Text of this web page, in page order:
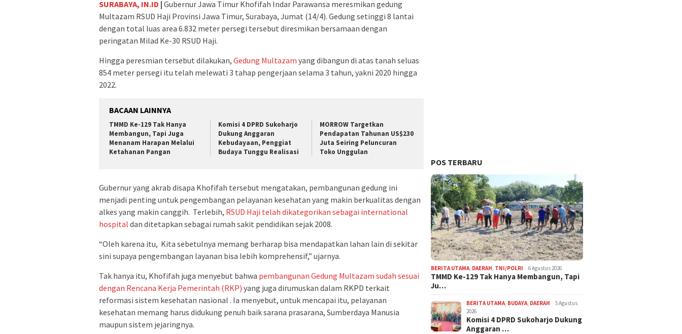
SURABAYA, IN.ID | Gubernur Jawa Timur Khofifah Indar Parawansa meresmikan gedung
Multazam RSUD Haji Provinsi Jawa Timur, Surabaya, Jumat (14/4). Gedung setinggi 8 lantai
dengan total luas area 6.832 meter persegi tersebut diresmikan bersamaan dengan
peringatan Milad Ke-30 RSUD Haji.
Hingga peresmian tersebut dilakukan, Gedung Multazam yang dibangun di atas tanah seluas
854 meter persegi itu telah melewati 3 tahap pengerjaan selama 3 tahun, yakni 2020 hingga
2022.
BACAAN LAINNYA
TMMD Ke-129 Tak Hanya
Membangun, Tapi Juga
Menanam Harapan Melalui
Ketahanan Pangan
Komisi 4 DPRD Sukoharjo
Dukung Anggaran
Kebudayaan, Penggiat
Budaya Tunggu Realisasi
MORROW Targetkan
Pendapatan Tahunan US$230
Juta Seiring Peluncuran
Toko Unggulan
Gubernur yang akrab disapa Khofifah tersebut mengatakan, pembangunan gedung ini
menjadi penting untuk pengembangan pelayanan kesehatan yang makin berkualitas dengan
alkes yang makin canggih. Terlebih, RSUD Haji telah dikategorikan sebagai international
hospital dan ditetapkan sebagai rumah sakit pendidikan sejak 2008.
“Oleh karena itu, Kita sebetulnya memang berharap bisa mendapatkan lahan lain di sekitar
sini supaya pengembangan layanan bisa lebih komprehensif,” ujarnya.
Tak hanya itu, Khofifah juga menyebut bahwa pembangunan Gedung Multazam sudah sesuai
dengan Rencana Kerja Pemerintah (RKP) yang juga dirumuskan dalam RKPD terkait
reformasi sistem kesehatan nasional . Ia menyebut, untuk mencapai itu, pelayanan
kesehatan memang harus didukung penuh baik sarana prasarana, Sumberdaya Manusia
maupun sistem jejaringnya.
POS TERBARU
BERITA UTAMA DAERAH TNI/POLRI 6 Agustus 2026
TMMD Ke-129 Tak Hanya Membangun, Tapi
Ju…
BERITA UTAMA BUDAYA DAERAH
5 Agustus
2026
Komisi 4 DPRD Sukoharjo Dukung
Anggaran …